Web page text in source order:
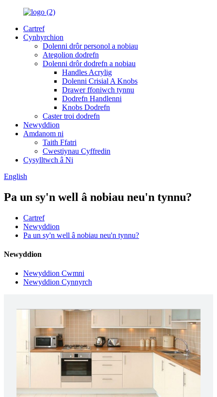
Cartref
Cynhyrchion
Dolenni drôr personol a nobiau
Ategolion dodrefn
Dolenni drôr dodrefn a nobiau
Handles Acrylig
Dolenni Crisial A Knobs
Drawer ffoniwch tynnu
Dodrefn Handlenni
Knobs Dodrefn
Caster troi dodrefn
Newyddion
Amdanom ni
Taith Ffatri
Cwestiynau Cyffredin
Cysylltwch â Ni
English
Pa un sy'n well â nobiau neu'n tynnu?
Cartref
Newyddion
Pa un sy'n well â nobiau neu'n tynnu?
Newyddion
Newyddion Cwmni
Newyddion Cynnyrch